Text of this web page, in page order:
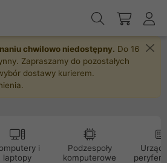
chwilowo niedostępny. Do 16
Zapraszamy do pozostałych
dostawy kurierem.
i
laptopy
Podzespoły
komputerowe